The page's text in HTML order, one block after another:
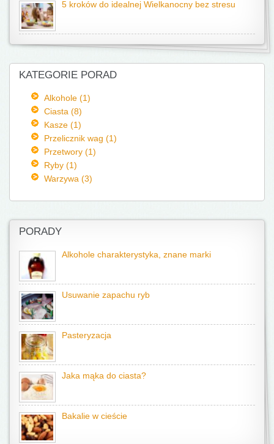
5 kroków do idealnej Wielkanocny bez stresu
KATEGORIE PORAD
Alkohole (1)
Ciasta (8)
Kasze (1)
Przelicznik wag (1)
Przetwory (1)
Ryby (1)
Warzywa (3)
PORADY
Alkohole charakterystyka, znane marki
Usuwanie zapachu ryb
Pasteryzacja
Jaka mąka do ciasta?
Bakalie w cieście